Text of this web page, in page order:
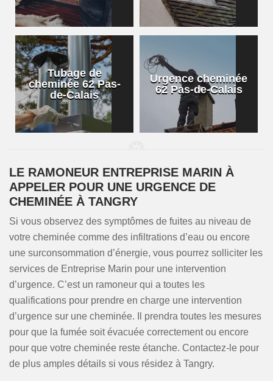
Tubage de
cheminée 62 Pas-
de-Calais
Urgence cheminée
62 Pas-de-Calais
LE RAMONEUR ENTREPRISE MARIN À
APPELER POUR UNE URGENCE DE
CHEMINÉE À TANGRY
Si vous observez des symptômes de fuites au niveau de
votre cheminée comme des infiltrations d’eau ou encore
une surconsommation d’énergie, vous pourrez solliciter les
services de Entreprise Marin pour une intervention
d’urgence. C’est un ramoneur qui a toutes les
qualifications pour prendre en charge une intervention
d’urgence sur une cheminée. Il prendra toutes les mesures
pour que la fumée soit évacuée correctement ou encore
pour que votre cheminée reste étanche. Contactez-le pour
de plus amples détails si vous résidez à Tangry.